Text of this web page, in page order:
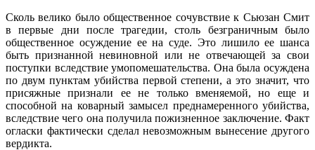
Сколь велико было общественное сочувствие к Сьюзан Смит
в первые дни после трагедии, столь безграничным было
общественное осуждение ее на суде. Это лишило ее шанса
быть признанной невиновной или не отвечающей за свои
поступки вследствие умопомешательства. Она была осуждена
по двум пунктам убийства первой степени, а это значит, что
присяжные признали ее не только вменяемой, но еще и
способной на коварный замысел преднамеренного убийства,
вследствие чего она получила пожизненное заключение. Факт
огласки фактически сделал невозможным вынесение другого
вердикта.